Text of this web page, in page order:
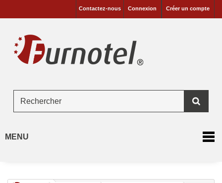
Créer un compte
Connexion
Contactez-nous
MENU